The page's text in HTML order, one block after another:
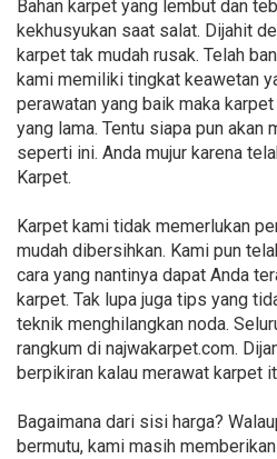
Bahan karpet yang lembut dan
kekhusyukan saat salat. Dijahit
karpet tak mudah rusak. Telah
kami memiliki tingkat keawetan
perawatan yang baik maka
yang lama. Tentu siapa pun akan
seperti ini. Anda mujur karena
Karpet.
Karpet kami tidak memerlukan
mudah dibersihkan. Kami pun
cara yang nantinya dapat Anda
karpet. Tak lupa juga tips yang
teknik menghilangkan noda.
rangkum di najwakarpet.com.
berpikiran kalau merawat karpet
Bagaimana dari sisi harga?
bermutu, kami masih